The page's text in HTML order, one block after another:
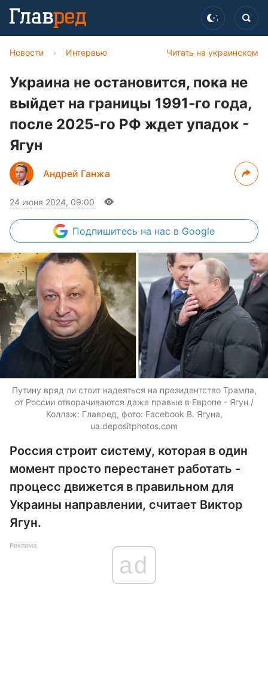
Читать на украинском
Новости › Интервью
Украина не остановится, пока не
выйдет на границы 1991-го года,
после 2025-го РФ ждет упадок -
Ягун
Андрей Ганжа
24 июня 2024, 09:00
Подпишитесь на нас в Google
Путину вряд ли стоит надеяться на президентство Трампа,
от России отворачиваются даже правые в Европе - Ягун /
Коллаж: Главред, фото: Facebook В. Ягуна,
ua.depositphotos.com
Россия строит систему, которая в один
момент просто перестанет работать -
процесс движется в правильном для
Украины направлении, считает Виктор
Ягун.
Реклама
ad